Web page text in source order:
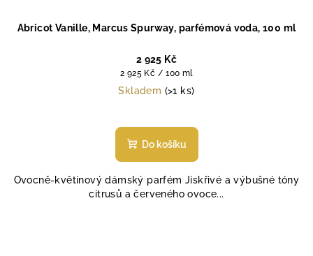
Abricot Vanille, Marcus Spurway, parfémová voda, 100 ml
2 925 Kč
Měrná
cena:
2 925 Kč / 100 ml
Skladem (>1 ks)
hodnocení
produktu
z
5
Do košíku
Ovocně-květinový dámský parfém Jiskřivé a výbušné tóny
citrusů a červeného ovoce...